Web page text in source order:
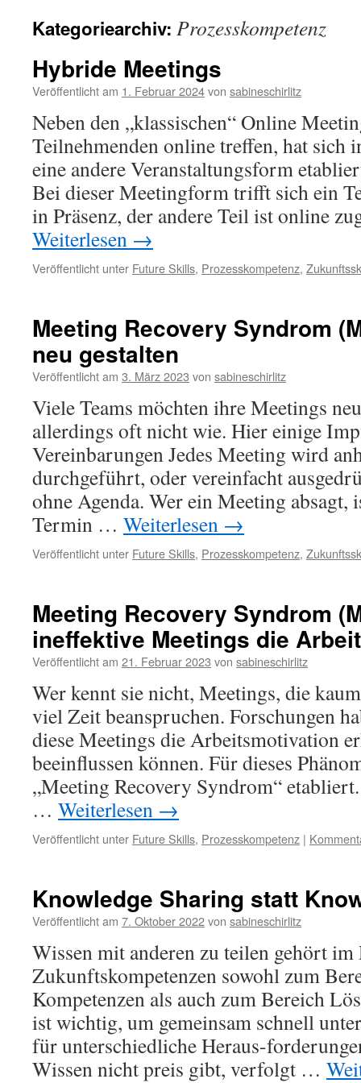
Kategoriearchiv: Prozesskompetenz
Hybride Meetings
Veröffentlicht am 1. Februar 2024von sabineschirlitz
Neben den „klassischen“ Online
Teilnehmenden online treffen, hat sich
eine andere Veranstaltungsform
Bei dieser Meetingform trifft sich ein
in Präsenz, der andere Teil ist online
Weiterlesen →
Veröffentlicht unter Future Skills, Prozesskompetenz,
Meeting Recovery Syndrom
neu gestalten
Veröffentlicht am 3. März 2023 von sabineschirlitz
Viele Teams möchten ihre Meetings
allerdings oft nicht wie. Hier einige
Vereinbarungen Jedes Meeting wird
durchgeführt, oder vereinfacht
ohne Agenda. Wer ein Meeting absagt,
Termin … Weiterlesen →
Veröffentlicht unter Future Skills, Prozesskompetenz,
Meeting Recovery Syndrom
ineffektive Meetings die
Veröffentlicht am 21. Februar 2023 von sabineschirlitz
Wer kennt sie nicht, Meetings, die
viel Zeit beanspruchen. Forschungen
diese Meetings die Arbeitsmotivation
beeinflussen können. Für dieses
„Meeting Recovery Syndrom“
… Weiterlesen →
Veröffentlicht unter Future Skills, Prozesskompetenz |
Knowledge Sharing statt
Veröffentlicht am 7. Oktober 2022von sabineschirlitz
Wissen mit anderen zu teilen gehört im
Zukunftskompetenzen sowohl zum
Kompetenzen als auch zum Bereich
ist wichtig, um gemeinsam schnell
für unterschiedliche Heraus-
Wissen nicht preis gibt, verfolgt …